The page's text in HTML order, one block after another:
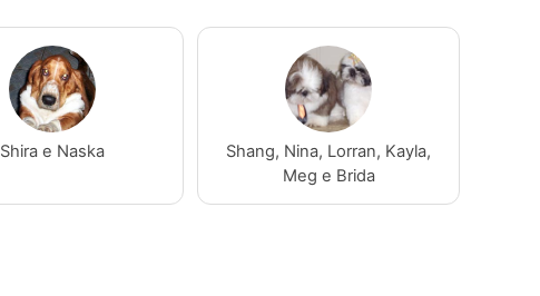
Shira e Naska
Shang, Nina, Lorran, Kayla,
Meg e Brida